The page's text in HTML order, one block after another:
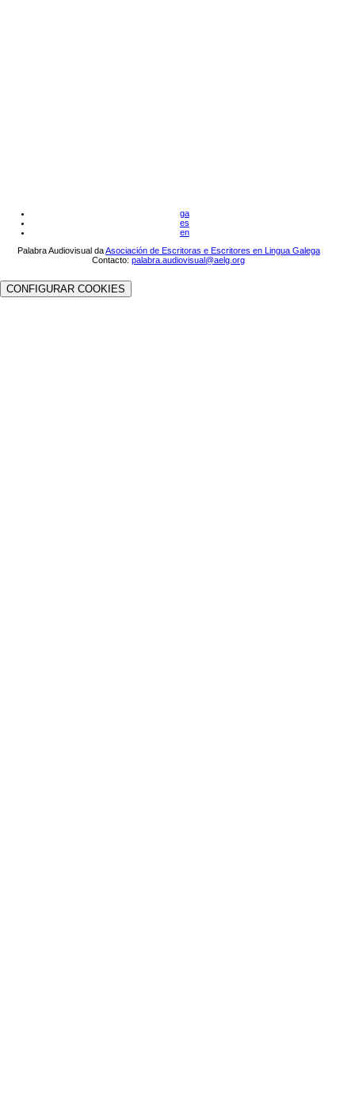
ga
es
en
Palabra Audiovisual daAsociación de Escritoras e Escritores en Lingua Galega
Contacto:palabra.audiovisual@aelg.org
CONFIGURAR COOKIES